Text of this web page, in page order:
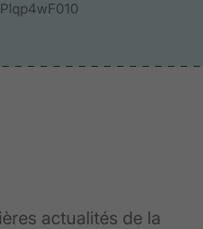
actualités de la